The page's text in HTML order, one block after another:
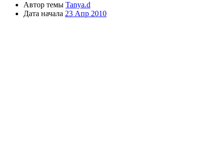
Автор темы Tanya.d
Дата начала 23 Апр 2010